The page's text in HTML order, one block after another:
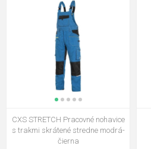
CXS STRETCH Pracovné nohavice
s trakmi skrátené stredne modrá-
čierna